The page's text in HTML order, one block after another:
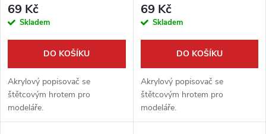
69 Kč
Skladem
DO KOŠÍKU
Akrylový popisovač se
štětcovým hrotem pro
modeláře.
69 Kč
Skladem
DO KOŠÍKU
Akrylový popisovač se
štětcovým hrotem pro
modeláře.